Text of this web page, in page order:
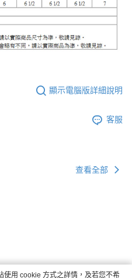
顯示電腦版詳細說明
客服
查看全部
使用 cookie 方式之詳情，及若您不希